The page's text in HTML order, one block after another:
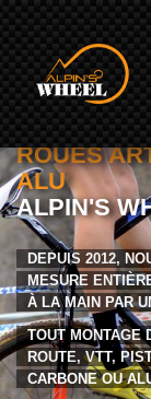
ROUES
ALU
ALPIN'S
DEPUIS 2012,
MESURE
À LA MAIN PAR
TOUT MONTAGE
ROUTE, VTT,
CARBONE OU